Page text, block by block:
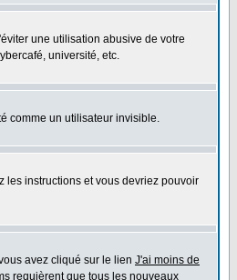
une utilisation abusive de votre
université, etc.
comme un utilisateur invisible.
les instructions et vous devriez pouvoir
avez cliqué sur le lien J'ai moins de
requièrent que tous les nouveaux